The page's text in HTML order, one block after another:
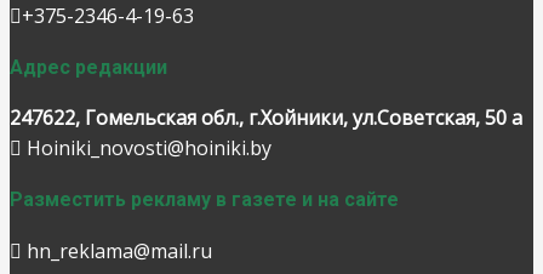
+375-2346-4-19-63
Адрес редакции
247622, Гомельская обл., г.Хойники, ул.Советская, 50 а
Hoiniki_novosti@hoiniki.by
Разместить рекламу в газете и на сайте
hn_reklama@mail.ru